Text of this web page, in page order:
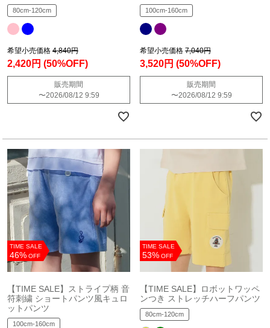
80cm-120cm
希望小売価格 4,840円
2,420円 (50%OFF)
販売期間
〜2026/08/12 9:59
100cm-160cm
希望小売価格 7,040円
3,520円 (50%OFF)
販売期間
〜2026/08/12 9:59
TIME SALE
46% OFF
【TIME SALE】ストライプ柄 音
符刺繍 ショートパンツ風キュロ
ットパンツ
100cm-160cm
TIME SALE
53% OFF
【TIME SALE】ロボットワッペ
ンつき ストレッチハーフパンツ
80cm-120cm